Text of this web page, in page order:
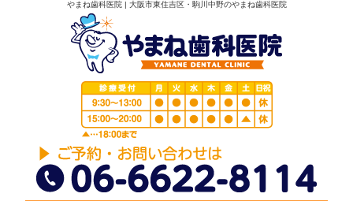
やまね歯科医院 | 大阪市東住吉区・駒川中野のやまね歯科医院